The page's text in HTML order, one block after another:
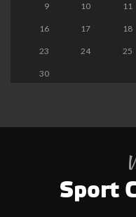
9 10 11
16 17 18
23 24 25
30
Sport